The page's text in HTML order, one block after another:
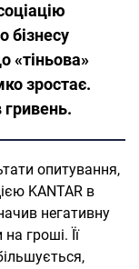
бізнесу
«тіньова»
зростає.
гривень.
опитування,
KANTAR в
негативну
гроші. Її